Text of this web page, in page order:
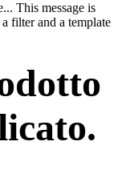
This message is
filter and a template